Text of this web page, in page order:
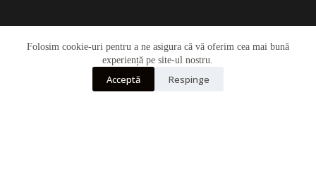
Folosim cookie-uri pentru a ne asigura că vă oferim cea mai bună
experiență pe site-ul nostru.
Acceptă Respinge
Drepturi de autor © 2026 - Dkbike.ropowered by